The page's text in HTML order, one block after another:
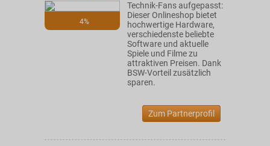
4%
Technik-Fans aufgepasst:
Dieser Onlineshop bietet
hochwertige Hardware,
verschiedenste beliebte
Software und aktuelle
Spiele und Filme zu
attraktiven Preisen. Dank
BSW-Vorteil zusätzlich
sparen.
Zum Partnerprofil